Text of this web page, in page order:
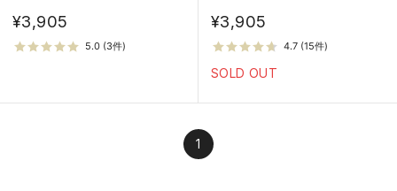
¥3,905 ¥3,905
SOLD OUT
1